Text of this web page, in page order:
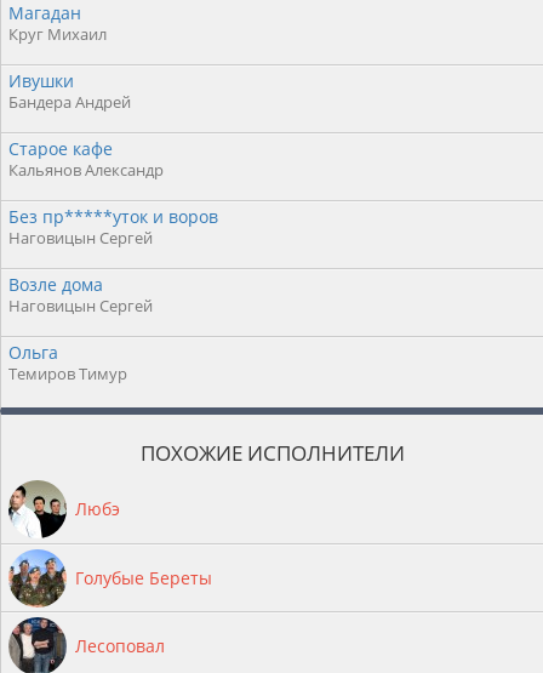
Магадан
Круг Михаил
Ивушки
Бандера Андрей
Старое кафе
Кальянов Александр
Без пр*****уток и воров
Наговицын Сергей
Возле дома
Наговицын Сергей
Ольга
Темиров Тимур
ПОХОЖИЕ ИСПОЛНИТЕЛИ
Любэ
Голубые Береты
Лесоповал